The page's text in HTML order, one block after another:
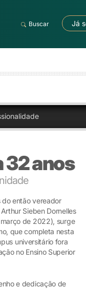
Buscar Já
32 anos
do então vereador
Sieben Dornelles
de 2022), surge
que completa nesta
universitário fora
no Ensino Superior
e dedicação de